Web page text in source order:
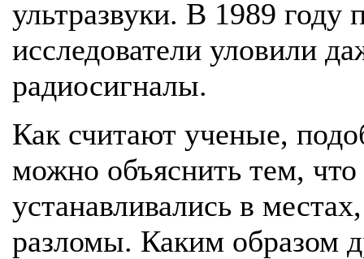
ультразвуки. В 1989 году
исследователи уловили
радиосигналы.
Как считают ученые,
можно объяснить тем,
устанавливались в
разломы. Каким образом